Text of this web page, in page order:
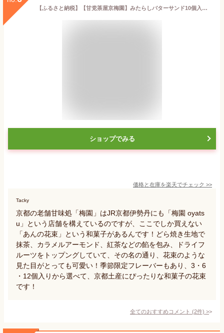
【ふるさと納税】【甘党茶屋京梅園】みたらしバターサンド10個入り | みたらし バターサンド 10個 京都府 京都市 京都 お土産 おやつ スイーツ 和菓子 クッキー 洋菓子 逸品 お取り寄せ グルメ ご当地 ギフト プレゼント ご自宅用 梅園
ショップでみる
価格と在庫を楽天でチェック >>
Tacky
京都の老舗甘味処「梅園」はJR京都伊勢丹にも「梅園 oyats
u」という店舗を構えているのですが、ここでしか買えない
「あんの花束」という和菓子があるんです！どら焼き生地で
抹茶、カラメルアーモンド、紅茶などの餡を包み、ドライフ
ルーツをトップングしていて、その名の通り、花束のような
見た目がとっても可愛い！季節限定フレーバーもあり、3・6
・12個入りから選べて、京都土産にぴったりな和菓子の花束
です！
全てのおすすめコメント (2件) >